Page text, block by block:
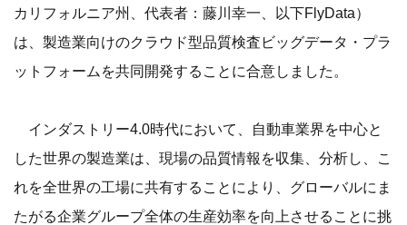
カリフォルニア州、代表者：藤川幸一、以下FlyData）
は、製造業向けのクラウド型品質検査ビッグデータ・プラ
ットフォームを共同開発することに合意しました。
インダストリー4.0時代において、自動車業界を中心と
した世界の製造業は、現場の品質情報を収集、分析し、こ
れを全世界の工場に共有することにより、グローバルにま
たがる企業グループ全体の生産効率を向上させることに挑